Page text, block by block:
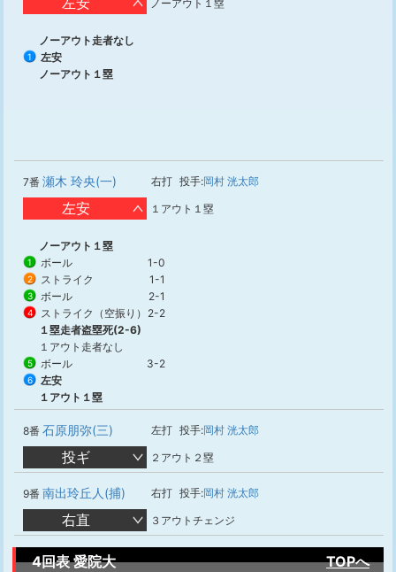
ノーアウト１塁
ノーアウト走者なし
1
左安
ノーアウト１塁
7番 瀬木 玲央(一) 右打 投手:岡村 洸太郎
左安 １アウト１塁
ノーアウト１塁
1 ボール 1-0
2 ストライク 1-1
3 ボール 2-1
4 ストライク（空振り） 2-2
１塁走者盗塁死(2-6)
１アウト走者なし
5 ボール 3-2
6
左安
１アウト１塁
8番 石原朋弥(三) 左打 投手:岡村 洸太郎
投ギ ２アウト２塁
9番 南出玲丘人(捕) 右打 投手:岡村 洸太郎
右直 ３アウトチェンジ
4回表 愛院大 TOPへ